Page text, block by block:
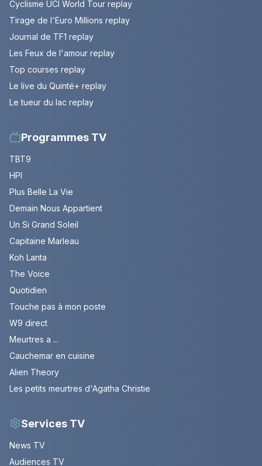
Cyclisme UCI World Tour replay
Tirage de l'Euro Millions replay
Journal de TF1 replay
Les Feux de l'amour replay
Top courses replay
Le live du Quinté+ replay
Le tueur du lac replay
Programmes TV
TBT9
HPI
Plus Belle La Vie
Demain Nous Appartient
Un Si Grand Soleil
Capitaine Marleau
Koh Lanta
The Voice
Quotidien
Touche pas à mon poste
W9 direct
Meurtres a ...
Cauchemar en cuisine
Alien Theory
Les petits meurtres d'Agatha Christie
Services TV
News TV
Audiences TV